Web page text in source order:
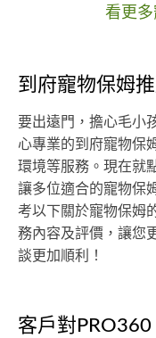
看更
到府寵物保姆
要出遠門，擔心毛小
心專業的到府寵物保
環境等服務。現在就
讓多位適合的寵物保
考以下關於寵物保姆
務內容及評價，讓您
談更加順利！
客戶對